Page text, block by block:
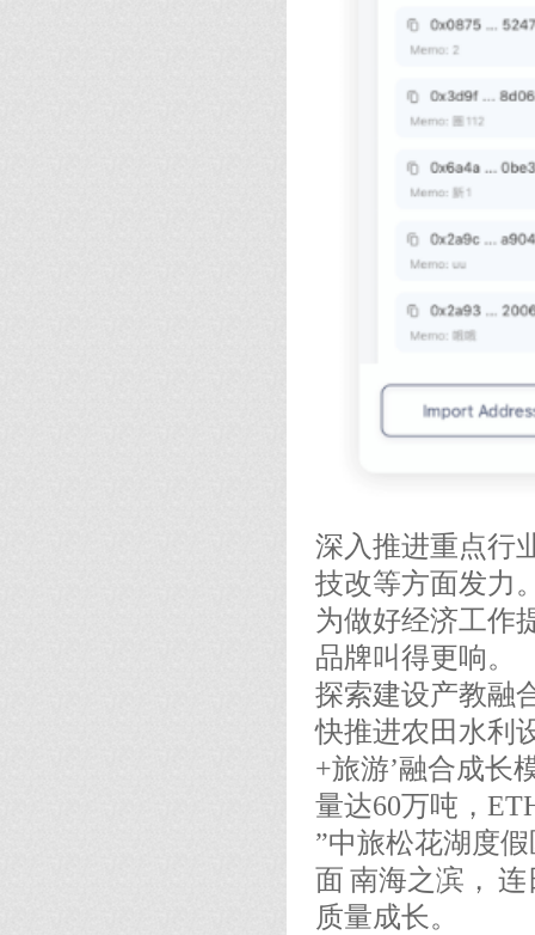
深入推进重点行
技改等方面发力
为做好经济工作
品牌叫得更响。
探索建设产教融
快推进农田水利
+旅游’融合成长
量达60万吨，
”中旅松花湖度
面 南海之滨，
质量成长。